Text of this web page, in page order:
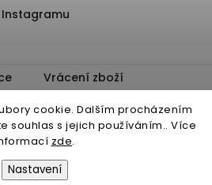
cookie. Dalším procházením
souhlas s jejich používáním.. Více
zde.
Nastavení
Vrácení zboží
Ochrana osobních údajů